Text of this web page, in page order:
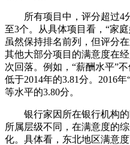
所有项目中，评分超过4
至3个。从具体项目看，“家
虽然保持排名前列，但评分
其他大部分项目的满意度在
次回落。例如，“薪酬水平”
低于2014年的3.81分。2016
等水平的3.80分。
银行家因所在银行机构的
所属层级不同，在满意度的
化。具体看，东北地区满意